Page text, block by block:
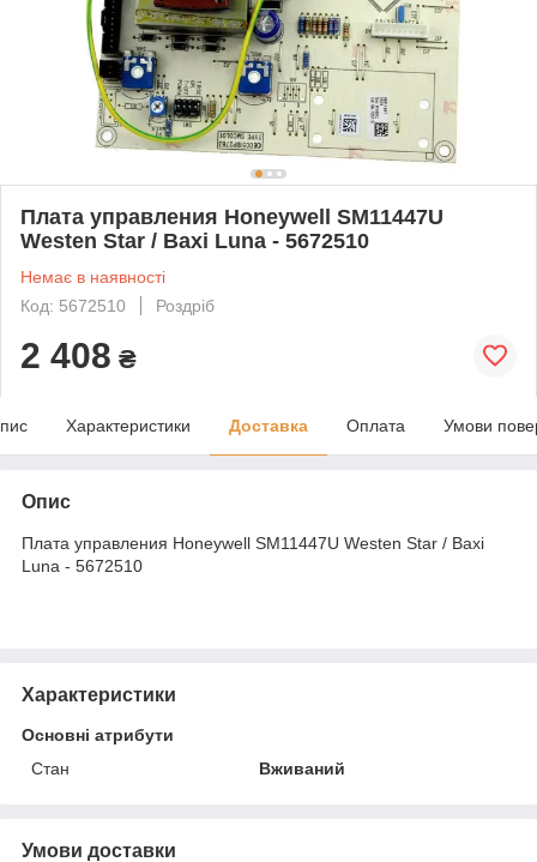
Плата управления Honeywell SM11447U
Westen Star / Baxi Luna - 5672510
Немає в наявності
Код: 5672510
Роздріб
2 408 ₴
Характеристики Доставка Оплата Умови
Опис
Плата управления Honeywell SM11447U Westen Star / Baxi
Luna - 5672510
Характеристики
Основні атрибути
Стан
Вживаний
Умови доставки